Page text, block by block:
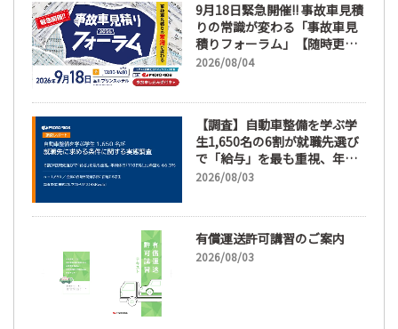
9月18日緊急開催!! 事故車見積
りの常識が変わる「事故車見
積りフォーラム」【随時更
新】
2026/08/04
【調査】自動車整備を学ぶ学
生1,650名の6割が就職先選び
で「給与」を最も重視、年間
休日「110日以上」希望も
2026/08/03
有償運送許可講習のご案内
2026/08/03